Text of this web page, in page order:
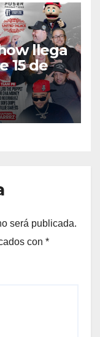
llega
15 de
será publicada.
con *